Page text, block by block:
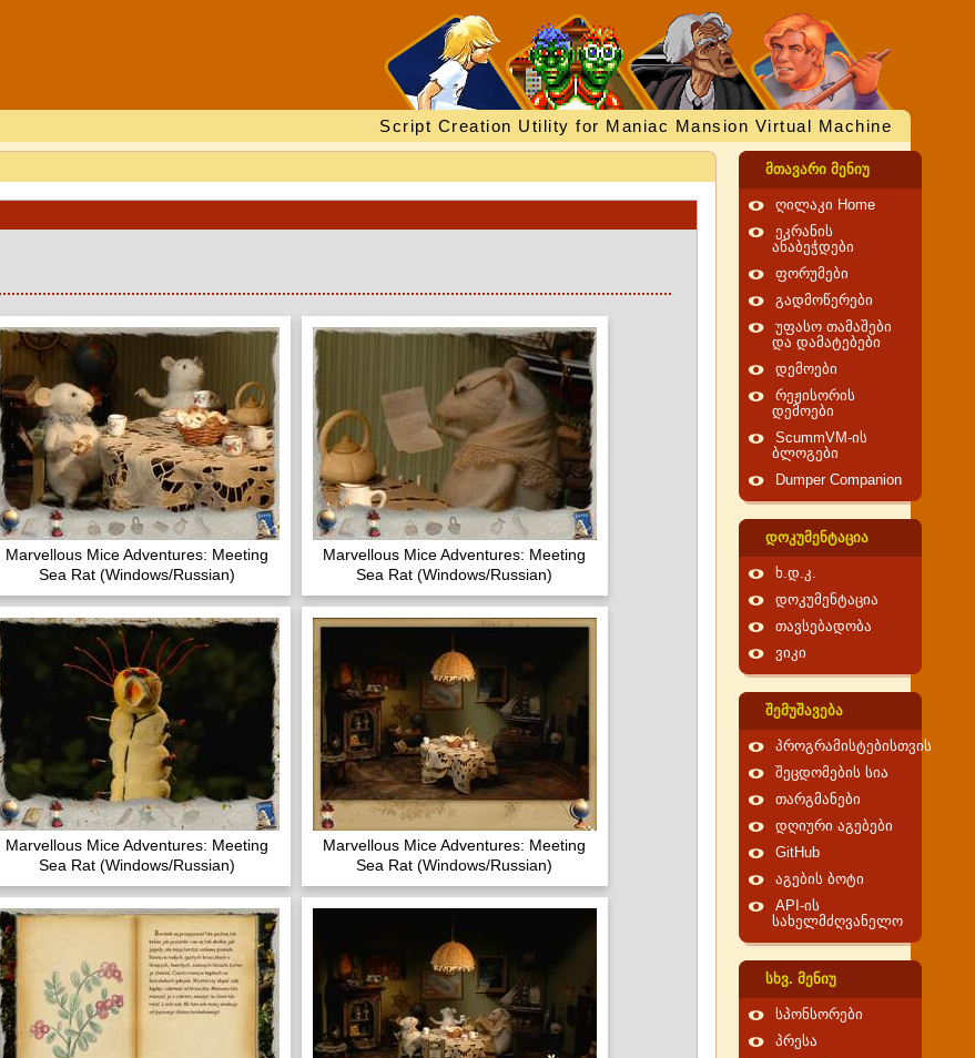
Script Creation Utility for Maniac Mansion Virtual Machine
Marvellous Mice Adventures: Meeting
Sea Rat (Windows/Russian)
Marvellous Mice Adventures: Meeting
Sea Rat (Windows/Russian)
Marvellous Mice Adventures: Meeting
Sea Rat (Windows/Russian)
Marvellous Mice Adventures: Meeting
Sea Rat (Windows/Russian)
მთავარი მენიუ
ღილაკი Home
ეკრანის
ანაბეჭდები
ფორუმები
გადმოწერები
უფასო თამაშები
და დამატებები
დემოები
რეჟისორის
დემოები
ScummVM-ის
ბლოგები
Dumper Companion
დოკუმენტაცია
ხ.დ.კ.
დოკუმენტაცია
თავსებადობა
ვიკი
შემუშავება
პროგრამისტებისთვის
შეცდომების სია
თარგმანები
დღიური აგებები
GitHub
აგების ბოტი
API-ის
სახელმძღვანელო
სხვ. მენიუ
სპონსორები
პრესა